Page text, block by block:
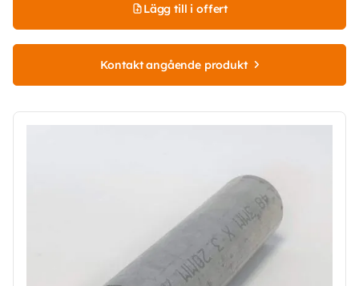
Lägg till i offert
Kontakt angående produkt